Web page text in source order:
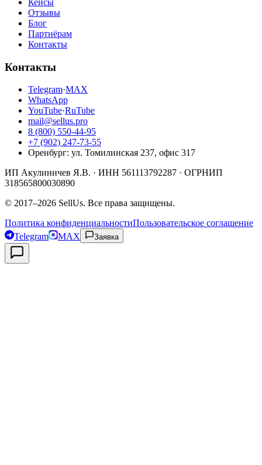
Кейсы
Отзывы
Блог
Партнёрам
Контакты
Контакты
Telegram·MAX
WhatsApp
YouTube·RuTube
mail@sellus.pro
8 (800) 550-44-95
+7 (902) 247-73-55
Оренбург: ул. Томилинская 237, офис 317
ИП Акулиничев Я.В. · ИНН 561113792287 · ОГРНИП
318565800030890
© 2017–2026 SellUs. Все права защищены.
Политика конфиденциальностиПользовательское соглашение
Telegram
MAX Заявка